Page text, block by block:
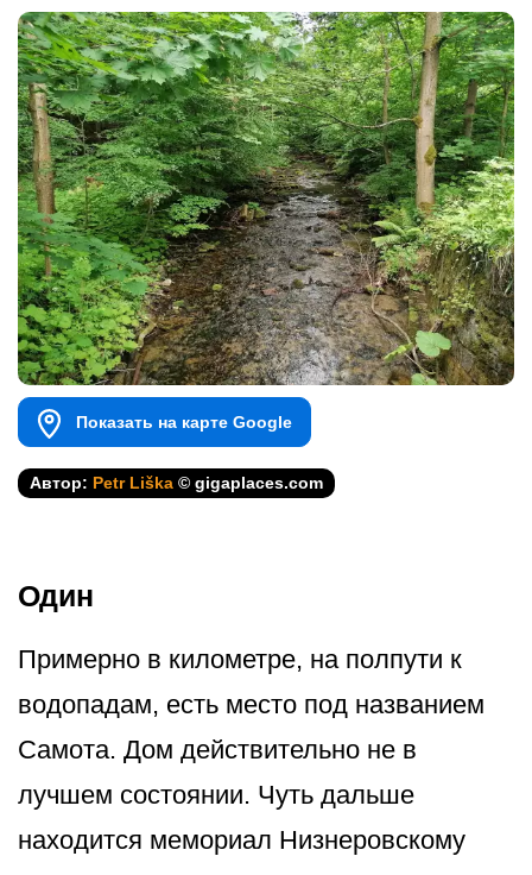
Показать на карте Google
Автор: Petr Liška © gigaplaces.com
Один
Примерно в километре, на полпути к
водопадам, есть место под названием
Самота. Дом действительно не в
лучшем состоянии. Чуть дальше
находится мемориал Низнеровскому